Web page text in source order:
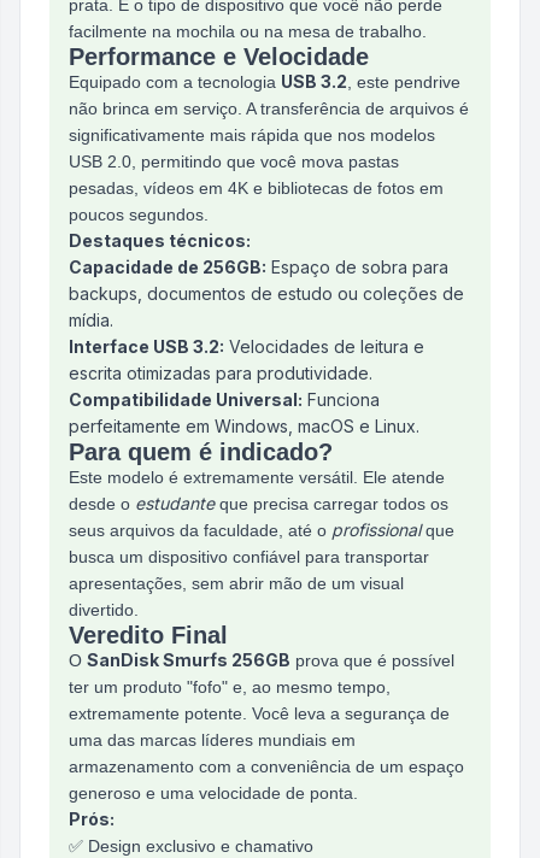
prata. É o tipo de dispositivo que você não perde
facilmente na mochila ou na mesa de trabalho.
Performance e Velocidade
Equipado com a tecnologia USB 3.2 , este pendrive
não brinca em serviço. A transferência de arquivos é
significativamente mais rápida que nos modelos
USB 2.0, permitindo que você mova pastas
pesadas, vídeos em 4K e bibliotecas de fotos em
poucos segundos.
Destaques técnicos:
Capacidade de 256GB: Espaço de sobra para
backups, documentos de estudo ou coleções de
mídia.
Interface USB 3.2: Velocidades de leitura e
escrita otimizadas para produtividade.
Compatibilidade Universal: Funciona
perfeitamente em Windows, macOS e Linux.
Para quem é indicado?
Este modelo é extremamente versátil. Ele atende
desde o estudanteque precisa carregar todos os
seus arquivos da faculdade, até o profissionalque
busca um dispositivo confiável para transportar
apresentações, sem abrir mão de um visual
divertido.
Veredito Final
O SanDisk Smurfs 256GB prova que é possível
ter um produto "fofo" e, ao mesmo tempo,
extremamente potente. Você leva a segurança de
uma das marcas líderes mundiais em
armazenamento com a conveniência de um espaço
generoso e uma velocidade de ponta.
Prós:
✅ Design exclusivo e chamativo